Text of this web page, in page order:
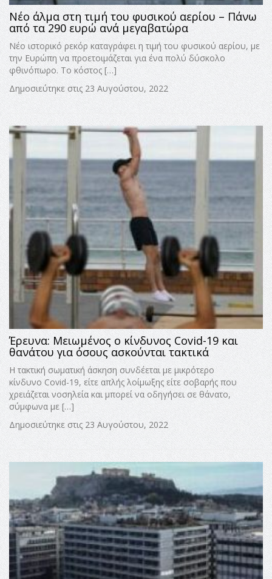
Νέο άλμα στη τιμή του φυσικού αερίου – Πάνω
από τα 290 ευρώ ανά μεγαβατώρα
Νέο ιστορικό ρεκόρ καταγράφει η τιμή του φυσικού αερίου, με
την Ευρώπη να προετοιμάζεται για ένα πολύ δύσκολο
φθινόπωρο. Το κόστος […]
Δημοσιεύτηκε στις 23 Αυγούστου, 2022
Έρευνα: Μειωμένος ο κίνδυνος Covid-19 και
θανάτου για όσους ασκούνται τακτικά
Η τακτική σωματική άσκηση συνδέεται με μικρότερο
κίνδυνο Covid-19, είτε απλής λοίμωξης είτε σοβαρής που
χρειάζεται νοσηλεία και μπορεί να οδηγήσει σε θάνατο,
σύμφωνα με […]
Δημοσιεύτηκε στις 23 Αυγούστου, 2022